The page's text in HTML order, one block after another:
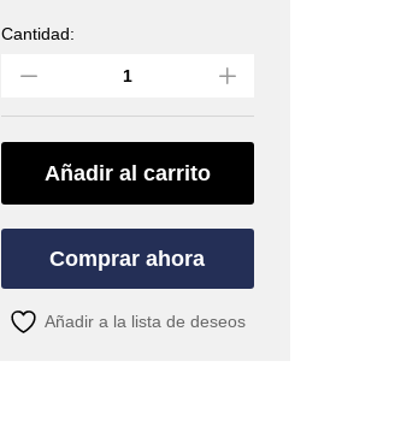
Polea
polivalente
MOBILE
(PETZL)
Cantidad:
Añadir al carrito
Comprar ahora
Añadir a la lista de deseos